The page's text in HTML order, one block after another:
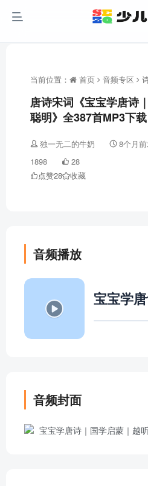
当前位置： 首页 音频专区
唐诗宋词《宝宝学唐诗
聪明》全387首MP3下载
独一无二的牛奶 8个月
1898
28
点赞28 收藏
音频播放
音频封面